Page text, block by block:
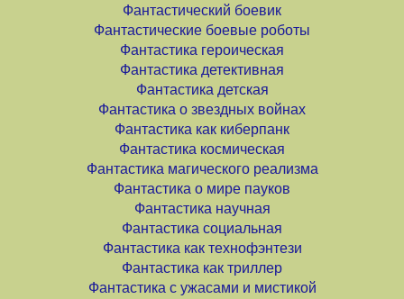
Фантастический боевик
Фантастические боевые роботы
Фантастика героическая
Фантастика детективная
Фантастика детская
Фантастика о звездных войнах
Фантастика как киберпанк
Фантастика космическая
Фантастика магического реализма
Фантастика о мире пауков
Фантастика научная
Фантастика социальная
Фантастика как технофэнтези
Фантастика как триллер
Фантастика с ужасами и мистикой